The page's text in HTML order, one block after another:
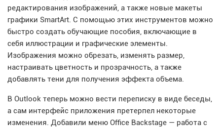
редактирования изображений, а также новые макеты
графики SmartArt. С помощью этих инструментов можно
быстро создать обучающие пособия, включающие в
себя иллюстрации и графические элементы.
Изображения можно обрезать, изменять размер,
настраивать цветность и прозрачность, а также
добавлять тени для получения эффекта объема.
В Outlook теперь можно вести переписку в виде беседы,
а сам интерфейс приложения претерпел некоторые
изменения. Добавили меню Office Backstage — работа с